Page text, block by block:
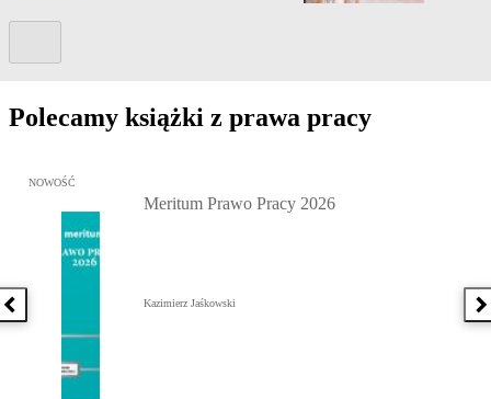
Polecamy książki z prawa pracy
Poprzednia książka
Przejdź do: Meritum Prawo Pracy 2026, Kazimierz Jaśkowski -
NOWOŚĆ
Meritum Prawo Pracy 2026
Kazimierz Jaśkowski